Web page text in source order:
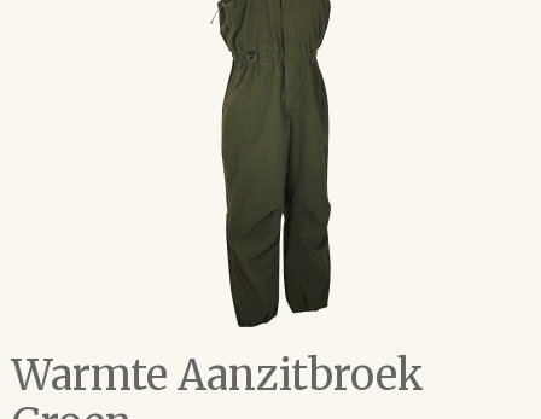
Warmte Aanzitbroek